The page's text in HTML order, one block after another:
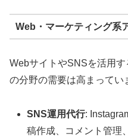
Web・マーケティング系
WebサイトやSNSを活用
の分野の需要は高まってい
SNS運用代行:
稿作成、コメント管理